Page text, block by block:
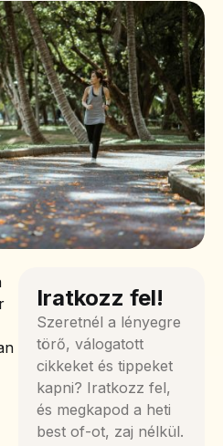
Iratkozz fel!
Szeretnél a lényegre
törő, válogatott
cikkeket és tippeket
kapni? Iratkozz fel,
és megkapod a heti
best of-ot, zaj nélkül.